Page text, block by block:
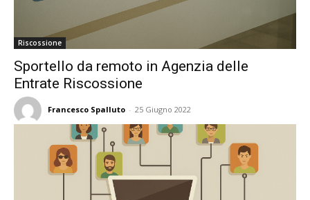
Riscossione
Sportello da remoto in Agenzia delle
Entrate Riscossione
Francesco Spalluto - 25 Giugno 2022